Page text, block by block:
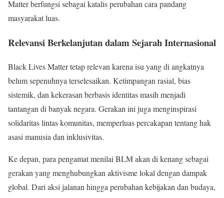
Matter berfungsi sebagai katalis perubahan cara pandang
masyarakat luas.
Relevansi Berkelanjutan dalam Sejarah Internasional
Black Lives Matter tetap relevan karena isu yang di angkatnya
belum sepenuhnya terselesaikan. Ketimpangan rasial, bias
sistemik, dan kekerasan berbasis identitas masih menjadi
tantangan di banyak negara. Gerakan ini juga menginspirasi
solidaritas lintas komunitas, memperluas percakapan tentang hak
asasi manusia dan inklusivitas.
Ke depan, para pengamat menilai BLM akan di kenang sebagai
gerakan yang menghubungkan aktivisme lokal dengan dampak
global. Dari aksi jalanan hingga perubahan kebijakan dan budaya,